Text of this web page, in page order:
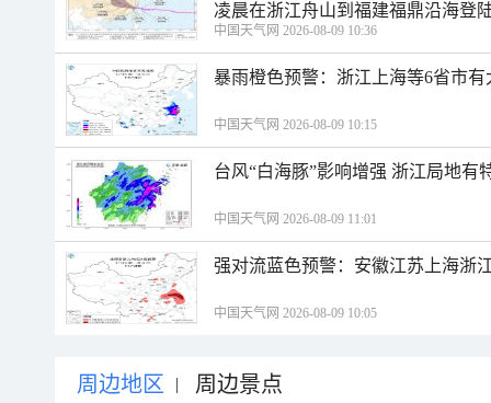
凌晨在浙江舟山到福建福鼎沿海登
中国天气网 2026-08-09 10:36
暴雨橙色预警：浙江上海等6省市
中国天气网 2026-08-09 10:15
台风“白海豚”影响增强 浙江局地有
中国天气网 2026-08-09 11:01
强对流蓝色预警：安徽江苏上海浙
中国天气网 2026-08-09 10:05
周边地区 | 周边景点